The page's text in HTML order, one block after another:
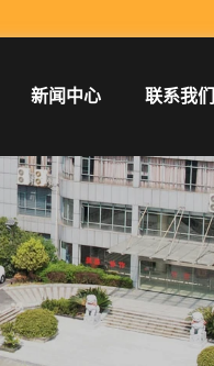
新闻中心 联系我们